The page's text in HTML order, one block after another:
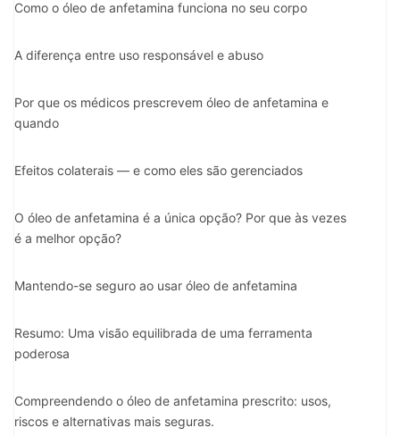
Como o óleo de anfetamina funciona no seu corpo
A diferença entre uso responsável e abuso
Por que os médicos prescrevem óleo de anfetamina e
quando
Efeitos colaterais — e como eles são gerenciados
O óleo de anfetamina é a única opção? Por que às vezes
é a melhor opção?
Mantendo-se seguro ao usar óleo de anfetamina
Resumo: Uma visão equilibrada de uma ferramenta
poderosa
Compreendendo o óleo de anfetamina prescrito: usos,
riscos e alternativas mais seguras.